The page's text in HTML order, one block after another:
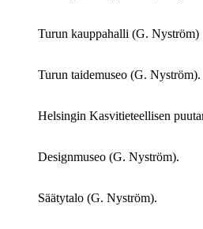
Turun kauppahalli (G. Nyström)
Turun taidemuseo (G. Nyström).
Helsingin Kasvitieteellisen
Designmuseo (G. Nyström).
Säätytalo (G. Nyström).